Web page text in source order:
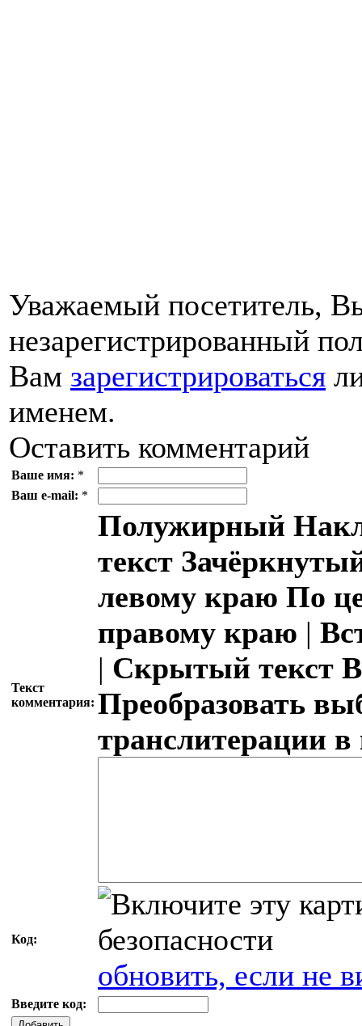
Уважаемый посетитель,
незарегистрированный
Вам зарегистрироваться
именем.
Оставить комментарий
Ваше имя: *
Ваш e-mail: *
Текст
комментария:
Полужирный
текст
левому краю По
правому краю |
| Скрытый текст
Преобразовать
транслитерации
Код:
обновить, если не
Введите код: